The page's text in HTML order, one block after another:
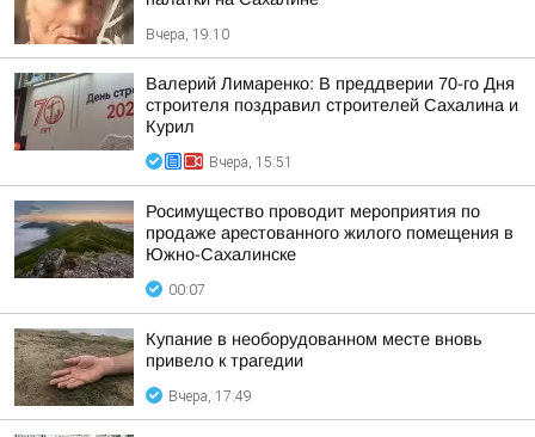
Вчера, 19:10
Валерий Лимаренко: В преддверии 70-го Дня
строителя поздравил строителей Сахалина и
Курил
Вчера, 15:51
Росимущество проводит мероприятия по
продаже арестованного жилого помещения в
Южно-Сахалинске
00:07
Купание в необорудованном месте вновь
привело к трагедии
Вчера, 17:49